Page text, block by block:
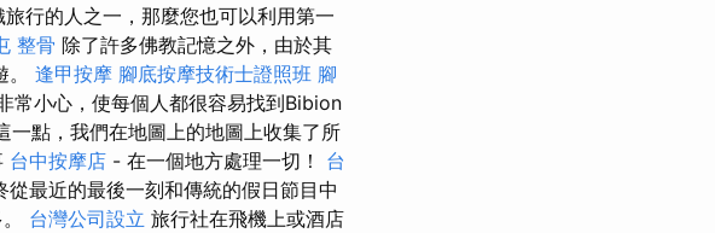
行的人之一，那麼您也可以利用第一
整骨 除了許多佛教記憶之外，由於其
逢甲按摩 腳底按摩技術士證照班 腳
常小心，使每個人都很容易找到Bibion​​
一點，我們在地圖上的地圖上收集了所
台中按摩店 - 在一個地方處理一切！ 台
最近的最後一刻和傳統的假日節目中
台灣公司設立 旅行社在飛機上或酒店